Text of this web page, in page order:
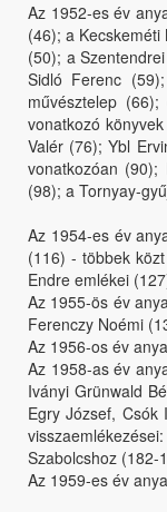
Az 1952-es év
(46); a
(50); a
Sidló Ferenc
művésztelep
vonatkozó
Valér (76); Ybl
vonatkozóan (90);
(98); a Tornyay-
Az 1954-es év
(116) - többek
Endre emlékei
Az 1955-ös év
Ferenczy Noémi
Az 1956-os év
Az 1958-as év
Iványi Grünwald
Egry József, Csók
Szabolcshoz (182-
Az 1959-es év